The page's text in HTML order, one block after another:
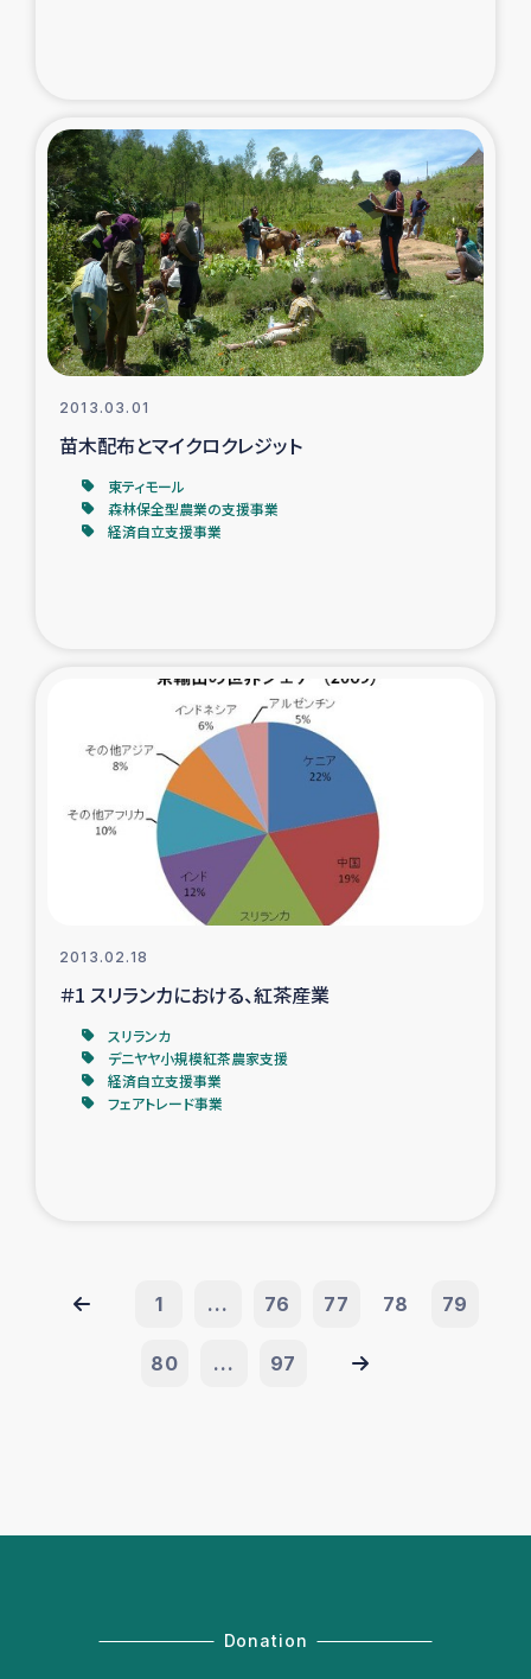
2013.03.01
苗木配布とマイクロクレジット
東ティモール
森林保全型農業の支援事業
経済自立支援事業
2013.02.18
＃1 スリランカにおける、紅茶産業
スリランカ
デニヤヤ小規模紅茶農家支援
経済自立支援事業
フェアトレード事業
1 ... 76 77 78 79
80 ... 97
Donation